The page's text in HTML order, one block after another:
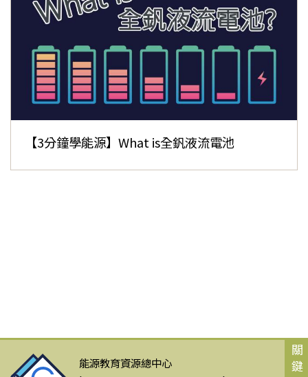
【3分鐘學能源】What is全釩液流電池
關
鍵
能源教育資源總中心